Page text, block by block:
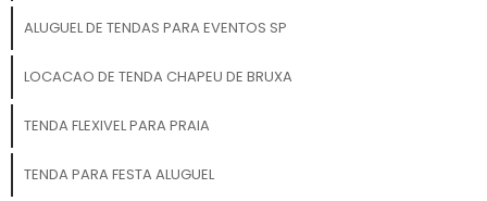
marcante, inovador e
praticidade em qualquer
promocional. ✔ Durabilidade
com materiais de alta
túneis infláveis são
ALUGUEL DE TENDAS PARA EVENTOS SP
LOCACAO DE TENDA CHAPEU DE BRUXA
TENDA FLEXIVEL PARA PRAIA
TENDA PARA FESTA ALUGUEL